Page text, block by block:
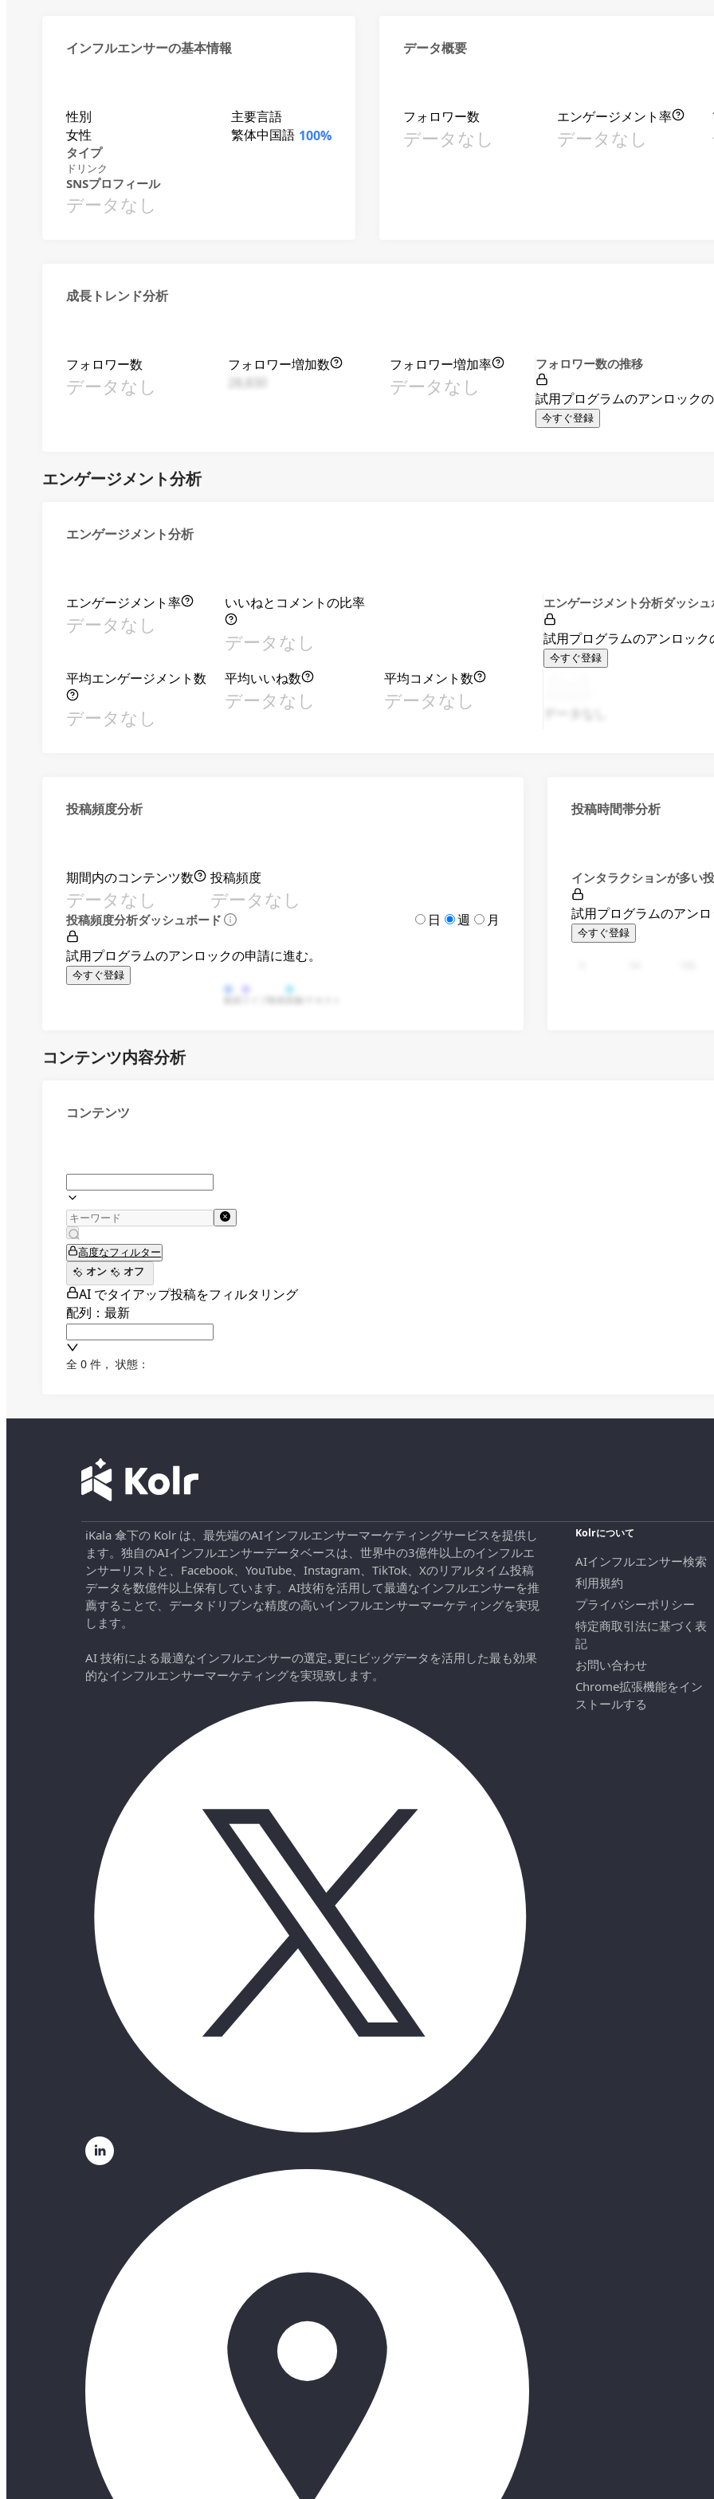
インフルエンサーの基本情報
性別
女性
主要言語
繁体中国語 100%
タイプ
ドリンク
SNSプロフィール
データなし
データ概要
フォロワー数
データなし
エンゲージメント率
データなし
成長トレンド分析
フォロワー数
データなし
フォロワー増加数
フォロワー増加率
データなし
フォロワー数の推移
試用プログラムのアンロックの
今すぐ登録
エンゲージメント分析
エンゲージメント分析
エンゲージメント率
データなし
いいねとコメントの比率
データなし
平均エンゲージメント数
データなし
平均いいね数
データなし
平均コメント数
データなし
エンゲージメント分析ダッシュ
試用プログラムのアンロック
今すぐ登録
投稿頻度分析
期間内のコンテンツ数
データなし
投稿頻度
データなし
投稿頻度分析ダッシュボード 日 週 月
試用プログラムのアンロックの申請に進む。
今すぐ登録
投稿時間帯分析
インタラクションが多い
試用プログラムのアンロ
今すぐ登録
コンテンツ内容分析
コンテンツ
高度なフィルター
オン
オフ
AI でタイアップ投稿をフィルタリング
配列：最新
全 0 件 ， 状態：
iKala 傘下の Kolr は、最先端のAIインフルエンサーマーケティングサービスを提供し
ます。独自のAIインフルエンサーデータベースは、世界中の3億件以上のインフルエ
ンサーリストと、Facebook、YouTube、Instagram、TikTok、Xのリアルタイム投稿
データを数億件以上保有しています。AI技術を活用して最適なインフルエンサーを推
薦することで、データドリブンな精度の高いインフルエンサーマーケティングを実現
します。
AI 技術による最適なインフルエンサーの選定｡更にビッグデータを活用した最も効果
的なインフルエンサーマーケティングを実現致します。
Kolrについて
AIインフルエンサー検索
利用規約
プライバシーポリシー
特定商取引法に基づく表
記
お問い合わせ
Chrome拡張機能をイン
ストールする